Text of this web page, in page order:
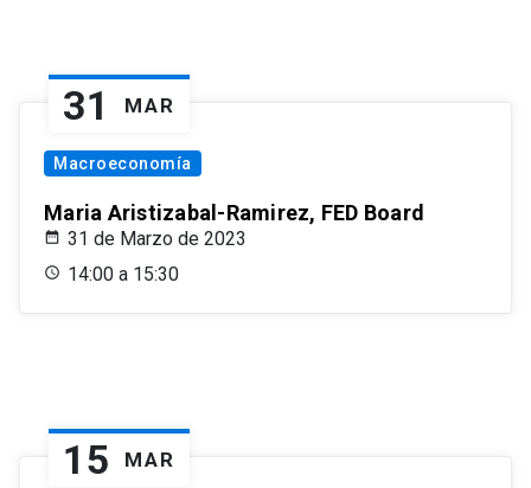
31 MAR
Macroeconomía
Maria Aristizabal-Ramirez, FED Board
31 de Marzo de 2023
14:00 a 15:30
15 MAR